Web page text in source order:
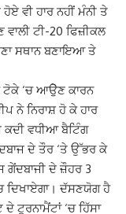
ਵੀ ਹਾਰ ਨਹੀਂ ਮੰਨੀ ਤੇ
ਟੀ-20 ਫਿਜ਼ੀਕਲ
ਸਥਾਨ ਬਣਾਇਆ ਤੇ
ਟੋਕੇ ‘ਚ ਆਉੇਣ ਕਾਰਨ
ਨੇ ਨਿਰਾਸ਼ ਹੋ ਕੇ ਹਾਰ
ਕਦੀ ਵਧੀਆ ਬੈਟਿੰਗ
ਦੇ ਤੌਰ ‘ਤੇ ਉੱਭਰ ਕੇ
ਦੇ ਜ਼ੌਹਰ 3
ਦਿਖਾਏਗਾ। ਦੱਸਣਯੋਗ ਹੈ
ਟੂਰਨਾਮੈਂਟਾਂ ‘ਚ ਹਿੱਸਾ